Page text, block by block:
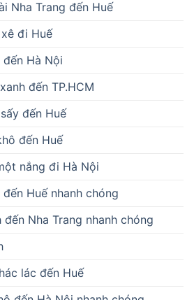
Nha Trang đến Huế
đi Huế
Hà Nội
đến TP.HCM
đến Huế
đến Huế
nắng đi Hà Nội
Huế nhanh chóng
Nha Trang nhanh chóng
lác đến Huế